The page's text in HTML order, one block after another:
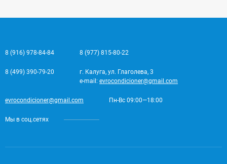
8 (916) 978-84-84 8 (977) 815-80-22
8 (499) 390-79-20
г. Калуга, ул. Глаголева, 3
e-mail: evrocondicioner@gmail.com
evrocondicioner@gmail.com Пн-Вс 09:00—18:00
Мы в соц.сетях